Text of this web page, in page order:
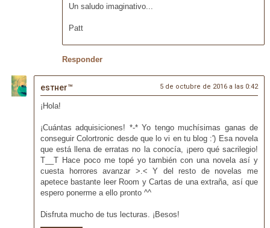
Un saludo imaginativo...
Patt
Responder
eѕтнer™ 5 de octubre de 2016 a las 0:42
¡Hola!
¡Cuántas adquisiciones! *-* Yo tengo muchísimas ganas de
conseguir Colortronic desde que lo vi en tu blog :') Esa novela
que está llena de erratas no la conocía, ¡pero qué sacrilegio!
T__T Hace poco me topé yo también con una novela así y
cuesta horrores avanzar >.< Y del resto de novelas me
apetece bastante leer Room y Cartas de una extraña, así que
espero ponerme a ello pronto ^^
Disfruta mucho de tus lecturas. ¡Besos!